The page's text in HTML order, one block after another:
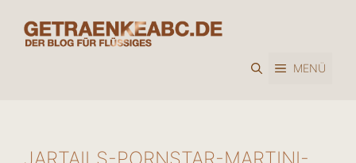
Inhalt
springen
MENÜ